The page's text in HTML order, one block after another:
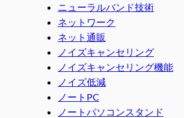
ニューラルバンド技術
ネットワーク
ネット通販
ノイズキャンセリング
ノイズキャンセリング機能
ノイズ低減
ノートPC
ノートパソコンスタンド